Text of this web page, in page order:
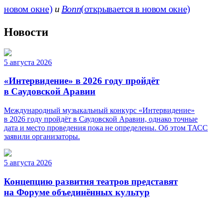
новом окне) и Bonn(открывается в новом окне)
Новости
5 августа 2026
«Интервидение» в 2026 году пройдёт
в Саудовской Аравии
Международный музыкальный конкурс «Интервидение»
в 2026 году пройдёт в Саудовской Аравии, однако точные
дата и место проведения пока не определены. Об этом ТАСС
заявили организаторы.
5 августа 2026
Концепцию развития театров представят
на Форуме объединённых культур